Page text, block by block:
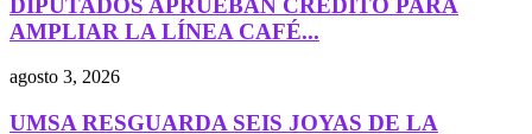
AMPLIAR LA LÍNEA CAFÉ...
agosto 3, 2026
UMSA RESGUARDA SEIS JOYAS DE LA